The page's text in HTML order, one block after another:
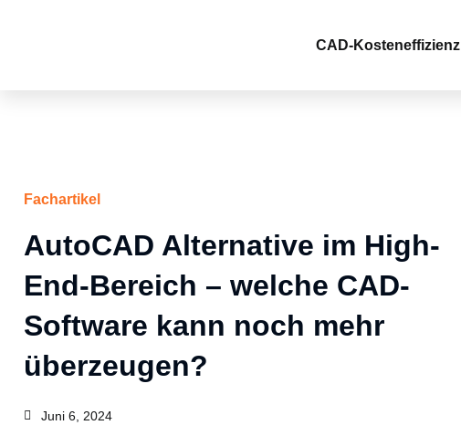
CAD-Kosteneffizienz
Fachartikel
AutoCAD Alternative im High-
End-Bereich – welche CAD-
Software kann noch mehr
überzeugen?
Juni 6, 2024